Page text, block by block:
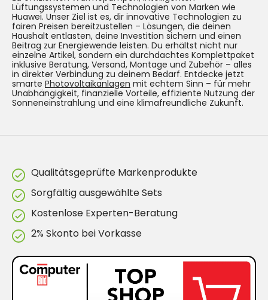
Lüftungssystemen und Technologien von Marken wie
Huawei. Unser Ziel ist es, dir innovative Technologien zu
fairen Preisen bereitzustellen – Lösungen, die deinen
Haushalt entlasten, deine Investition sichern und einen
Beitrag zur Energiewende leisten. Du erhältst nicht nur
einzelne Artikel, sondern ein durchdachtes Komplettpaket
inklusive Beratung, Versand, Montage und Zubehör – alles
in direkter Verbindung zu deinem Bedarf. Entdecke jetzt
smarte Photovoltaikanlagen mit echtem Sinn – für mehr
Unabhängigkeit, finanzielle Vorteile, effiziente Nutzung der
Sonneneinstrahlung und eine klimafreundliche Zukunft.
Qualitätsgeprüfte Markenprodukte
Sorgfältig ausgewählte Sets
Kostenlose Experten-Beratung
2% Skonto bei Vorkasse